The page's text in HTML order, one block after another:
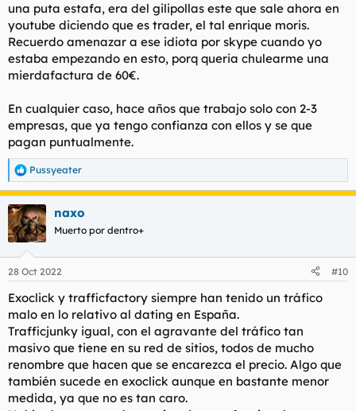
una puta estafa, era del gilipollas este que sale ahora en
youtube diciendo que es trader, el tal enrique moris.
Recuerdo amenazar a ese idiota por skype cuando yo
estaba empezando en esto, porq queria chulearme una
mierdafactura de 60€.
En cualquier caso, hace años que trabajo solo con 2-3
empresas, que ya tengo confianza con ellos y se que
pagan puntualmente.
R
e
a
c
c
i
e
:
Pussyeater
naxo
Muerto por dentro+
28 Oct 2022 #10
Exoclick y trafficfactory siempre han tenido un tráfico
malo en lo relativo al dating en España.
Trafficjunky igual, con el agravante del tráfico tan
masivo que tiene en su red de sitios, todos de mucho
renombre que hacen que se encarezca el precio. Algo que
también sucede en exoclick aunque en bastante menor
medida, ya que no es tan caro.